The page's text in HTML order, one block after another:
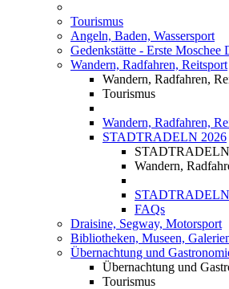
Tourismus
Angeln, Baden, Wassersport
Gedenkstätte - Erste Moschee
Wandern, Radfahren, Reitsport
Wandern, Radfahren,
Tourismus
Wandern, Radfahren,
STADTRADELN 2026
Wandern,
FAQs
Draisine, Segway, Motorsport
Bibliotheken, Museen,
Übernachtung und
Übernachtung und
Tourismus